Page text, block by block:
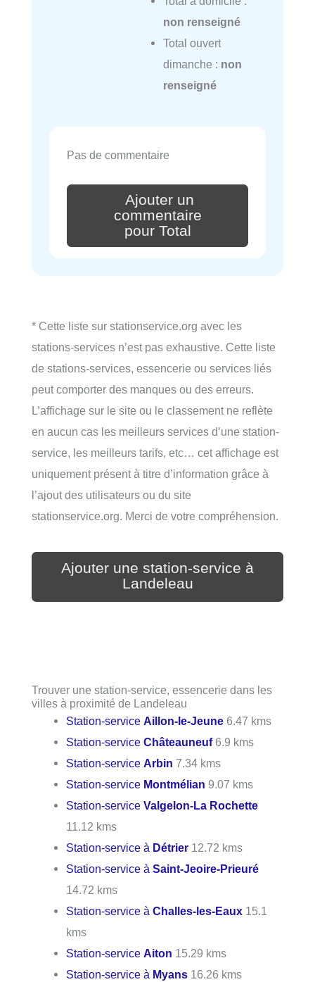
non renseigné
Total ouvert
dimanche : non
renseigné
Pas de commentaire
Ajouter un
commentaire
pour Total
* Cette liste sur stationservice.org avec les
stations-services n’est pas exhaustive. Cette liste
de stations-services, essencerie ou services liés
peut comporter des manques ou des erreurs.
L’affichage sur le site ou le classement ne reflète
en aucun cas les meilleurs services d’une station-
service, les meilleurs tarifs, etc… cet affichage est
uniquement présent à titre d’information grâce à
l’ajout des utilisateurs ou du site
stationservice.org. Merci de votre compréhension.
Ajouter une station-service à
Landeleau
Trouver une station-service, essencerie dans les
villes à proximité de Landeleau
Station-serviceAillon-le-Jeune 6.47 kms
Station-serviceChâteauneuf6.9 kms
Station-serviceArbin 7.34 kms
Station-service Montmélian 9.07 kms
Station-serviceValgelon-La Rochette
11.12 kms
Station-service à Détrier 12.72 kms
Station-service àSaint-Jeoire-Prieuré
14.72 kms
Station-service àChalles-les-Eaux 15.1
kms
Station-serviceAiton 15.29 kms
Station-service à Myans 16.26 kms